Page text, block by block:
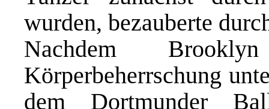
wurden, bezauberte
Nachdem
Körperbeherrschung
dem Dortmunder